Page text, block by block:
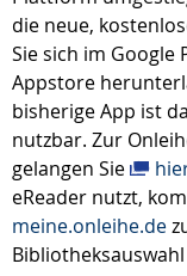
die neue,
Sie sich im Google
Appstore
bisherige App ist
nutzbar. Zur
gelangen Sie
eReader nutzt,
meine.onleihe.de